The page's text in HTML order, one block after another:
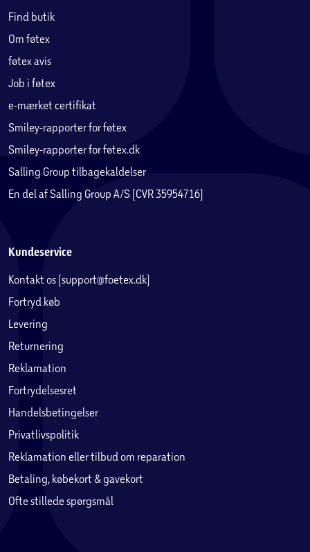
Find butik
Om føtex
føtex avis
Job i føtex
e-mærket certifikat
Smiley-rapporter for føtex
Smiley-rapporter for føtex.dk
Salling Group tilbagekaldelser
En del af Salling Group A/S (CVR 35954716)
Kundeservice
Kontakt os (support@foetex.dk)
Fortryd køb
Levering
Returnering
Reklamation
Fortrydelsesret
Handelsbetingelser
Privatlivspolitik
Reklamation eller tilbud om reparation
Betaling, købekort & gavekort
Ofte stillede spørgsmål